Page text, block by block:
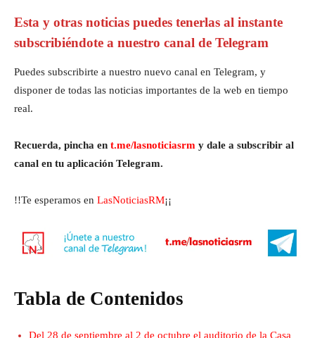
Esta y otras noticias puedes tenerlas al instante
subscribiéndote a nuestro canal de Telegram
Puedes subscribirte a nuestro nuevo canal en Telegram, y
disponer de todas las noticias importantes de la web en tiempo
real.
Recuerda, pincha en t.me/lasnoticiasrm y dale a subscribir al
canal en tu aplicación Telegram.
!!Te esperamos en LasNoticiasRM¡¡
Tabla de Contenidos
Del 28 de septiembre al 2 de octubre el auditorio de la Casa